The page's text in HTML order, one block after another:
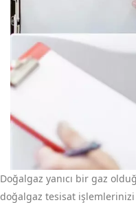
Doğalgaz yanıcı bir gaz
doğalgaz tesisat